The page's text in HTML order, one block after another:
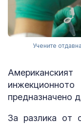
Учените
предназначено
За разлика от